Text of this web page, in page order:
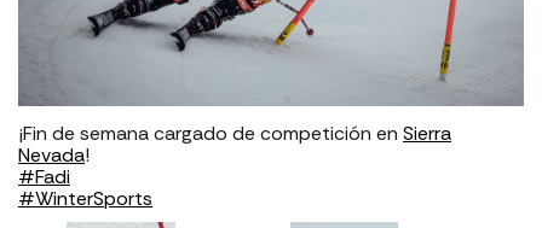
¡Fin de semana cargado de competición en Sierra
Nevada!
#Fadi
#WinterSports